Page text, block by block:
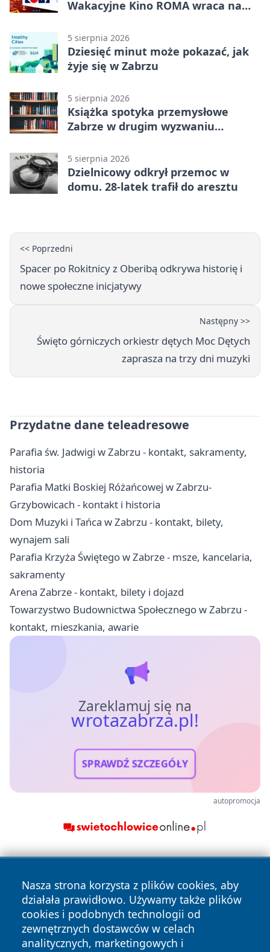
Wakacyjne Kino ROMA wraca na
5 sierpnia 2026
Dziesięć minut może pokazać, jak
żyje się w Zabrzu
5 sierpnia 2026
Książka spotyka przemysłowe
Zabrze w drugim wyzwaniu
5 sierpnia 2026
Dzielnicowy odkrył przemoc w
domu. 28-latek trafił do aresztu
<< Poprzedni
Spacer po Rokitnicy z Oberibą odkrywa historię i
nowe społeczne inicjatywy
Następny >>
Święto górniczych orkiestr dętych Moc Dętych
zaprasza na trzy dni muzyki
Przydatne dane teleadresowe
Parafia św. Jadwigi w Zabrzu - kontakt, sakramenty,
historia
Parafia Matki Boskiej Różańcowej w Zabrzu-
Grzybowicach - kontakt i historia
Dom Muzyki i Tańca w Zabrzu - kontakt, bilety,
wynajem sali
Parafia Krzyża Świętego w Zabrze - msze, kancelaria,
sakramenty
Arena Zabrze - kontakt, bilety i dojazd
Towarzystwo Budownictwa Społecznego w Zabrzu -
kontakt, mieszkania, awarie
Zareklamuj się na
wrotazabrza.pl!
SPRAWDŹ SZCZEGÓŁY
autopromocja
Nasza strona korzysta z plików cookies, aby
działała prawidłowo. Używamy także plików
cookies i podobnych technologii od
zewnętrznych dostawców w celach
analitycznych, marketingowych i
Copyright © 2026 wrotazabrza.pl Wszystkie prawa
zastrzeżone.